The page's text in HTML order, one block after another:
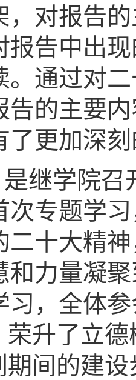
，对报告
报告中出
。通过对
告的主要
了更加深
继学院
次专题学
二十大精
和力量凝
习，全体
荣升了立
期间的建